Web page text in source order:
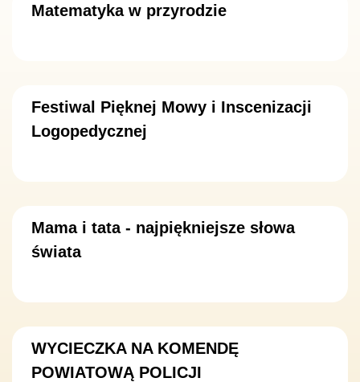
Matematyka w przyrodzie
Festiwal Pięknej Mowy i Inscenizacji
Logopedycznej
Mama i tata - najpiękniejsze słowa
świata
WYCIECZKA NA KOMENDĘ
POWIATOWĄ POLICJI